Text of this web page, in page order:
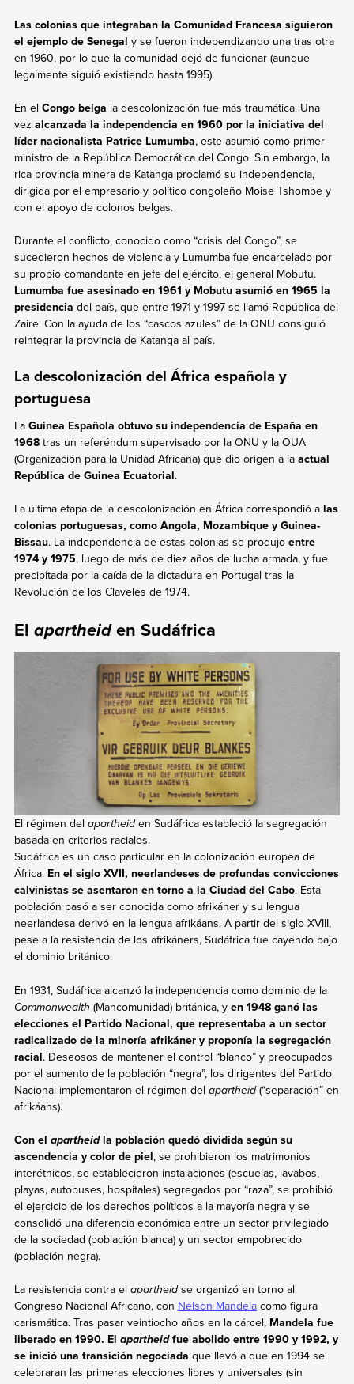
Las colonias que integraban la Comunidad Francesa siguieron
el ejemplo de Senegal y se fueron independizando una tras otra
en 1960, por lo que la comunidad dejó de funcionar (aunque
legalmente siguió existiendo hasta 1995).
En el Congo belga la descolonización fue más traumática. Una
vez alcanzada la independencia en 1960 por la iniciativa del
líder nacionalista Patrice Lumumba, este asumió como primer
ministro de la República Democrática del Congo. Sin embargo, la
rica provincia minera de Katanga proclamó su independencia,
dirigida por el empresario y político congoleño Moise Tshombe y
con el apoyo de colonos belgas.
Durante el conflicto, conocido como “crisis del Congo”, se
sucedieron hechos de violencia y Lumumba fue encarcelado por
su propio comandante en jefe del ejército, el general Mobutu.
Lumumba fue asesinado en 1961 y Mobutu asumió en 1965 la
presidencia del país, que entre 1971 y 1997 se llamó República del
Zaire. Con la ayuda de los “cascos azules” de la ONU consiguió
reintegrar la provincia de Katanga al país.
La descolonización del África española y
portuguesa
La Guinea Española obtuvo su independencia de España en
1968tras un referéndum supervisado por la ONU y la OUA
(Organización para la Unidad Africana) que dio origen a la actual
República de Guinea Ecuatorial.
La última etapa de la descolonización en África correspondió a las
colonias portuguesas, como Angola, Mozambique y Guinea-
Bissau. La independencia de estas colonias se produjo entre
1974 y 1975, luego de más de diez años de lucha armada, y fue
precipitada por la caída de la dictadura en Portugal tras la
Revolución de los Claveles de 1974.
El apartheiden Sudáfrica
El régimen del apartheiden Sudáfrica estableció la segregación
basada en criterios raciales.
Sudáfrica es un caso particular en la colonización europea de
África. En el siglo XVII, neerlandeses de profundas convicciones
calvinistas se asentaron en torno a la Ciudad del Cabo. Esta
población pasó a ser conocida como afrikáner y su lengua
neerlandesa derivó en la lengua afrikáans. A partir del siglo XVIII,
pese a la resistencia de los afrikáners, Sudáfrica fue cayendo bajo
el dominio británico.
En 1931, Sudáfrica alcanzó la independencia como dominio de la
Commonwealth (Mancomunidad) británica, y en 1948 ganó las
elecciones el Partido Nacional, que representaba a un sector
radicalizado de la minoría afrikáner y proponía la segregación
racial. Deseosos de mantener el control “blanco” y preocupados
por el aumento de la población “negra”, los dirigentes del Partido
Nacional implementaron el régimen del apartheid(“separación” en
afrikáans).
Con el apartheidla población quedó dividida según su
ascendencia y color de piel, se prohibieron los matrimonios
interétnicos, se establecieron instalaciones (escuelas, lavabos,
playas, autobuses, hospitales) segregados por “raza”, se prohibió
el ejercicio de los derechos políticos a la mayoría negra y se
consolidó una diferencia económica entre un sector privilegiado
de la sociedad (población blanca) y un sector empobrecido
(población negra).
La resistencia contra el apartheidse organizó en torno al
Congreso Nacional Africano, con Nelson Mandelacomo figura
carismática. Tras pasar veintiocho años en la cárcel, Mandela fue
liberado en 1990. El apartheidfue abolido entre 1990 y 1992, y
se inició una transición negociada que llevó a que en 1994 se
celebraran las primeras elecciones libres y universales (sin